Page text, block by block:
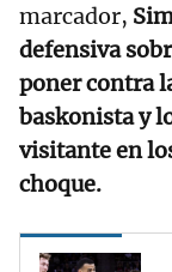
marcador,
defensiva
poner contra
baskonistay
visitante en
choque.